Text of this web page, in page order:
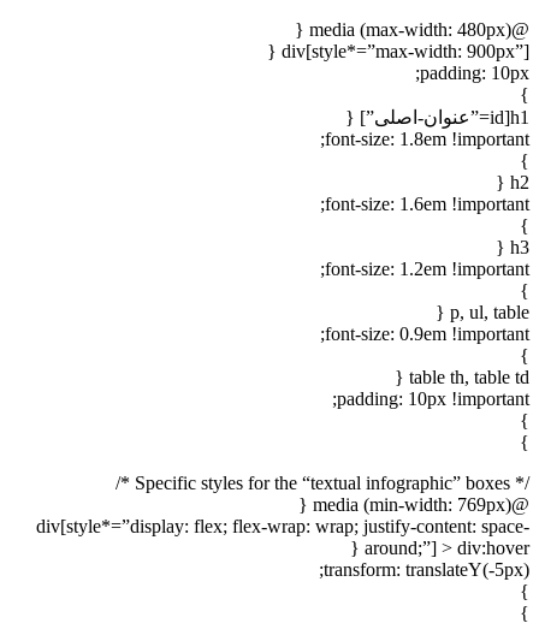
@media (max-width: 480px) {
div[style*=”max-width: 900px”] {
padding: 10px;
}
h1[id=”عنوان-اصلی”] {
font-size: 1.8em !important;
}
h2 {
font-size: 1.6em !important;
}
h3 {
font-size: 1.2em !important;
}
p, ul, table {
font-size: 0.9em !important;
}
table th, table td {
padding: 10px !important;
}
}
/* Specific styles for the “textual infographic” boxes */
@media (min-width: 769px) {
div[style*=”display: flex; flex-wrap: wrap; justify-content: space-
around;”] > div:hover {
transform: translateY(-5px);
}
}